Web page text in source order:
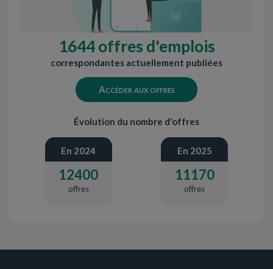
1644 offres d'emplois
correspondantes actuellement publiées
Accéder aux offres
Évolution du nombre d'offres
En 2024
12400
offres
En 2025
11170
offres